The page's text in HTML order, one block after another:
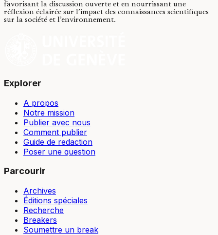
favorisant la discussion ouverte et en nourrissant une
réflexion éclairée sur l’impact des connaissances scientifiques
sur la société et l’environnement.
Explorer
A propos
Notre mission
Publier avec nous
Comment publier
Guide de redaction
Poser une question
Parcourir
Archives
Éditions spéciales
Recherche
Breakers
Soumettre un break